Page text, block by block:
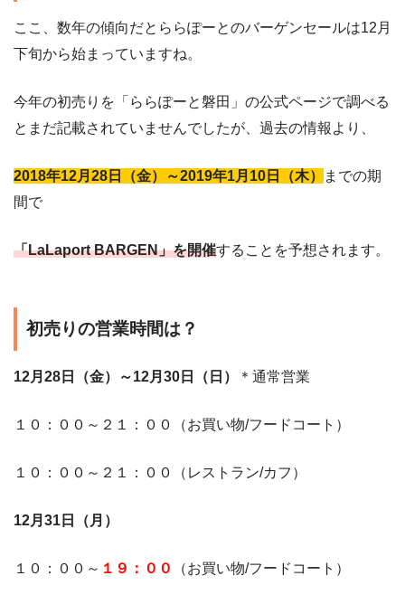
ここ、数年の傾向だとららぽーとのバーゲンセールは12月
下旬から始まっていますね。
今年の初売りを「ららぽーと磐田」の公式ページで調べる
とまだ記載されていませんでしたが、過去の情報より、
2018年12月28日（金）～2019年1月10日（木）
までの期
間で
「LaLaport BARGEN」を開催することを予想されます。
初売りの営業時間は？
12月28日（金）～12月30日（日） ＊通常営業
１０：００～２１：００（お買い物/フードコート）
１０：００～２１：００（レストラン/カフ）
12月31日（月）
１０：００～ １９：００ （お買い物/フードコート）